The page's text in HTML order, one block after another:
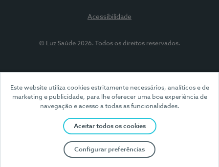
Este website utiliza cookies estritamente necessários, analíticos e de
marketing e publicidade, para lhe oferecer uma boa experiência de
navegação e acesso a todas as funcionalidades.
Aceitar todos os cookies
Configurar preferências
Acessibilidade
© Luz Saúde 2026. Todos os direitos reservados.